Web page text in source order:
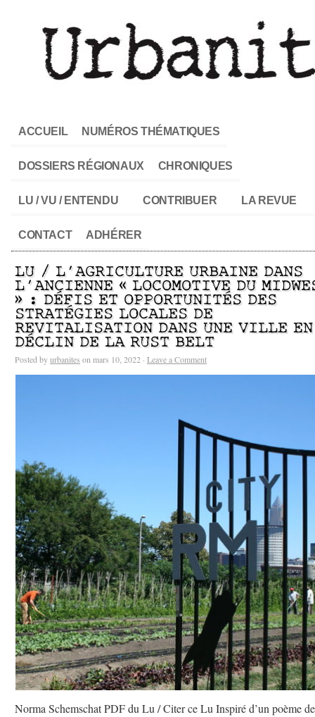
ACCUEIL NUMÉROS THÉMATIQUES
DOSSIERS RÉGIONAUX CHRONIQUES
LU / VU / ENTENDU CONTRIBUER LA REVUE
CONTACT ADHÉRER
LU / L’AGRICULTURE URBAINE DANS
L’ANCIENNE « LOCOMOTIVE DU
» : DÉFIS ET OPPORTUNITÉS DES
STRATÉGIES LOCALES DE
REVITALISATION DANS UNE VILLE EN
DÉCLIN DE LA RUST BELT
Posted byurbanites on mars 10, 2022 · Leave a Comment
Norma Schemschat PDF du Lu / Citer ce Lu Inspiré d’un poème de